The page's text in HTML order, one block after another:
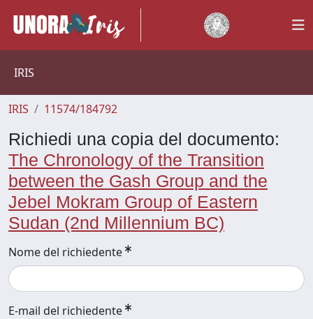
IRIS
IRIS 11574/184792
Richiedi una copia del documento:
The Chronology of the Transition
between the Gash Group and the
Jebel Mokram Group of Eastern
Sudan (2nd Millennium BC)
Nome del richiedente
E-mail del richiedente